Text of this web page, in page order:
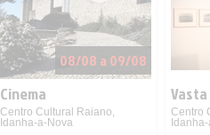
08/08 a 09/08
Cinema
Centro Cultural Raiano,
Idanha-a-Nova
Centro